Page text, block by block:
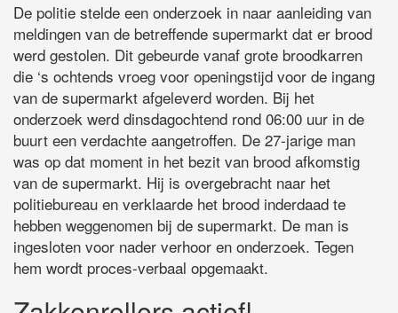
De politie stelde een onderzoek in naar aanleiding van
meldingen van de betreffende supermarkt dat er brood
werd gestolen. Dit gebeurde vanaf grote broodkarren
die ‘s ochtends vroeg voor openingstijd voor de ingang
van de supermarkt afgeleverd worden. Bij het
onderzoek werd dinsdagochtend rond 06:00 uur in de
buurt een verdachte aangetroffen. De 27-jarige man
was op dat moment in het bezit van brood afkomstig
van de supermarkt. Hij is overgebracht naar het
politiebureau en verklaarde het brood inderdaad te
hebben weggenomen bij de supermarkt. De man is
ingesloten voor nader verhoor en onderzoek. Tegen
hem wordt proces-verbaal opgemaakt.